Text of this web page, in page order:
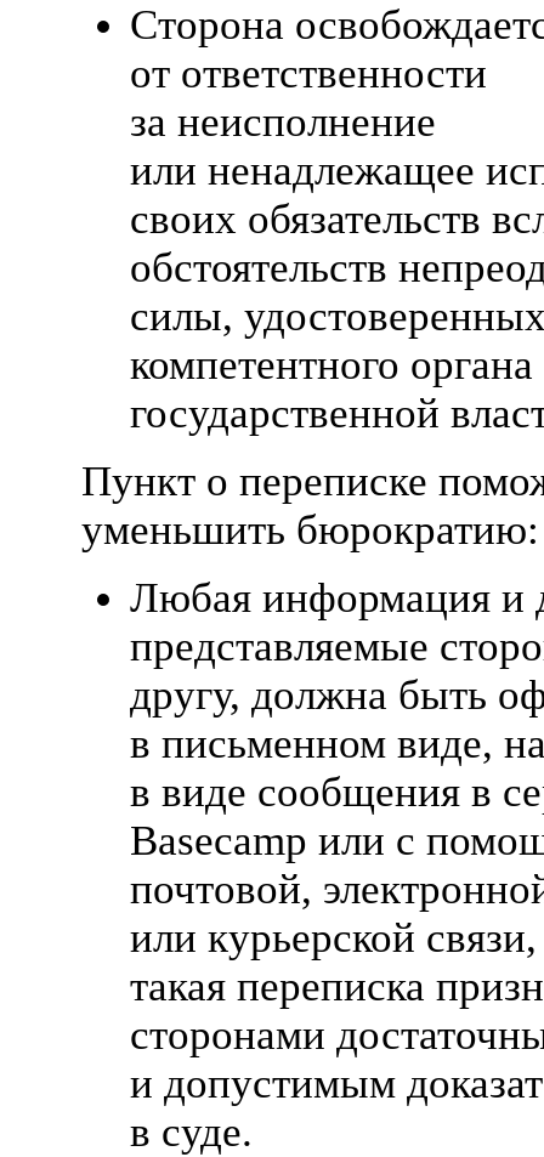
Сторона
от ответственности
за неисполнение
или ненадлежащее
своих обязательств
обстоятельств
силы,
компетентного органа
государственной
Пункт о переписке
уменьшить бюрократию:
Любая информация и
представляемые
другу, должна быть
в письменном виде,
в виде сообщения в
Basecamp или с
почтовой,
или курьерской
такая переписка
сторонами
и допустимым
в суде.